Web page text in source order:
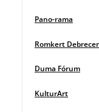
Pano-rama
Romkert
Duma Fórum
KulturArt